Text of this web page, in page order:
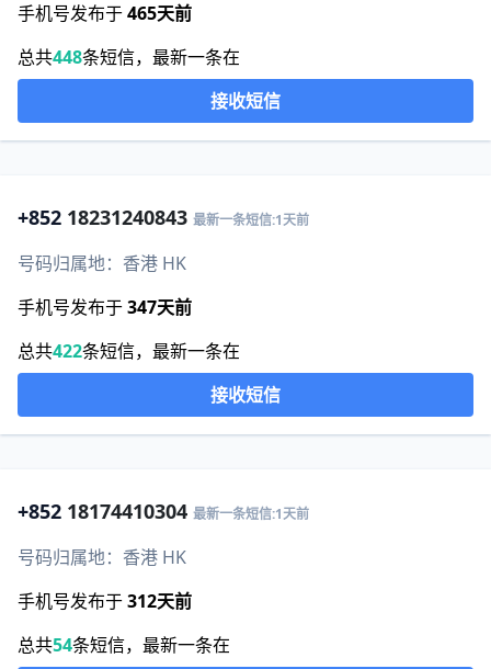
手机号发布于465天前
总共448条短信，最新一条在
接收短信
+852 18231240843 最新一条短信:1天前
号码归属地：香港 HK
手机号发布于347天前
总共422条短信，最新一条在
接收短信
+852 18174410304 最新一条短信:1天前
号码归属地：香港 HK
手机号发布于312天前
总共54条短信，最新一条在